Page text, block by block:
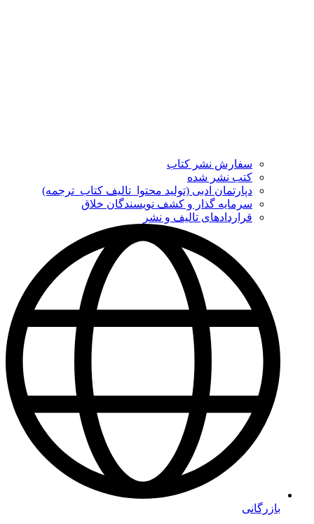
سفارش نشر کتاب
کتب نشر شده
دپارتمان ادبی (تولید محتوا_تالیف کتاب_ترجمه)
سرمایه گذار و کشف نویسندگان خلاق
قراردادهای تالیف و نشر
بازرگانی